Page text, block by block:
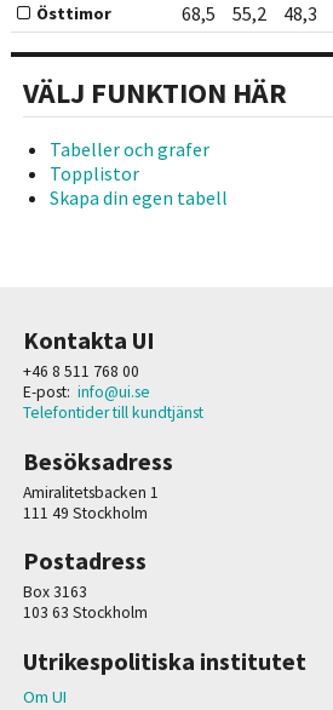
Östtimor 68,5 55,2 48,3
VÄLJ FUNKTION HÄR
Tabeller och grafer
Topplistor
Skapa din egen tabell
Kontakta UI
+46 8 511 768 00
E-post: info@ui.se
Telefontider till kundtjänst
Besöksadress
Amiralitetsbacken 1
111 49 Stockholm
Postadress
Box 3163
103 63 Stockholm
Utrikespolitiska institutet
Om UI